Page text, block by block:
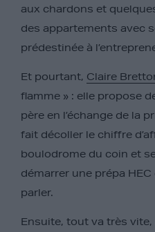
aux chardons et
des appartements avec
prédestinée à
Et pourtant, Claire
flamme » : elle propose
père en l’échange de la
fait décoller le chiffre
boulodrome du coin et
démarrer une prépa HEC
parler.
Ensuite, tout va très vite,